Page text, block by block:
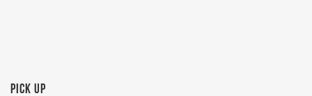
PICK UP